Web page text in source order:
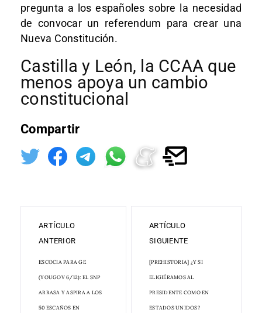
pregunta a los españoles sobre la necesidad
de convocar un referendum para crear una
Nueva Constitución.
Castilla y León, la CCAA que
menos apoya un cambio
constitucional
Compartir
ARTÍCULO
ANTERIOR
ESCOCIA PARA GE
(YOUGOV 6/12): EL SNP
ARRASA Y ASPIRA A LOS
50 ESCAÑOS EN
ARTÍCULO
SIGUIENTE
[PREHISTORIA] ¿Y SI
ELIGIÉRAMOS AL
PRESIDENTE COMO EN
ESTADOS UNIDOS?